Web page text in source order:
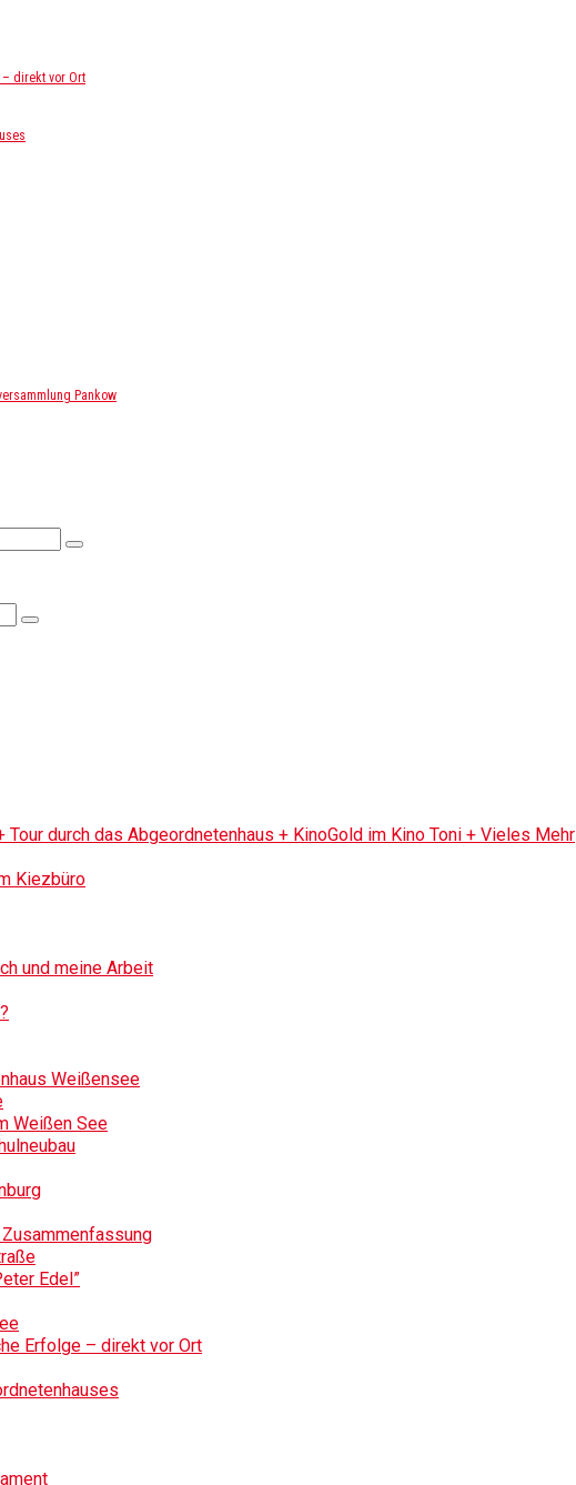
direkt vor Ort
Pankow
durch das Abgeordnetenhaus + KinoGold im Kino Toni + Vieles Mehr
Kiezbüro
und meine Arbeit
Weißensee
Weißen See
Edel”
Erfolge – direkt vor Ort